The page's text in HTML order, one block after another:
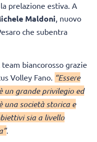
prelazione estiva. A
Maldoni, nuovo
che subentra
biancorosso grazie
Volley Fano. “Essere
un grande privilegio ed
una società storica e
sia a livello
.